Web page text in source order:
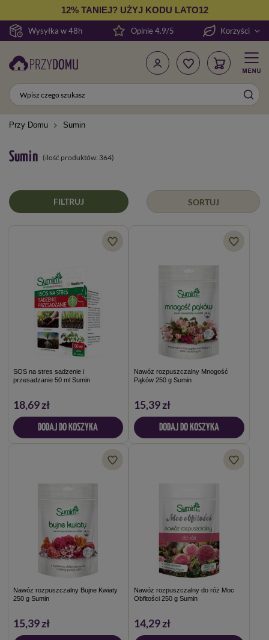
Wysyłka w 48h
12% TANIEJ? UŻYJ KODU LATO12
Opinie 4.9/5 Korzyści
Przy Domu Sumin
Sumin (ilość produktów: 364)
SORTUJ
FILTRUJ
SOS na stres sadzenie i
przesadzanie 50 ml Sumin
18,69 zł
DODAJ DO KOSZYKA
Nawóz rozpuszczalny Mnogość
Pąków 250 g Sumin
15,39 zł
DODAJ DO KOSZYKA
Nawóz rozpuszczalny Bujne Kwiaty
250 g Sumin
15,39 zł
Nawóz rozpuszczalny do róż Moc
Obfitości 250 g Sumin
14,29 zł